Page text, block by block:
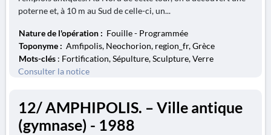
poterne et, à 10 m au Sud de celle-ci, un...
Nature de l'opération : Fouille - Programmée
Toponyme : Amfipolis, Neochorion, region_fr, Grèce
Mots-clés : Fortification, Sépulture, Sculpture, Verre
Consulter la notice
12/ AMPHIPOLIS. – Ville antique
(gymnase) - 1988